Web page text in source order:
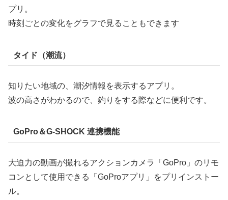
プリ。
時刻ごとの変化をグラフで見ることもできます
タイド（潮流）
知りたい地域の、潮汐情報を表示するアプリ。
波の高さがわかるので、釣りをする際などに便利です。
GoPro＆G-SHOCK 連携機能
大迫力の動画が撮れるアクションカメラ「GoPro」のリモ
コンとして使用できる「GoProアプリ」をプリインストー
ル。